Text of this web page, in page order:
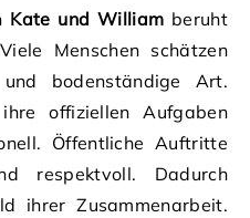
Kate und William beruht
Menschen schätzen
bodenständige Art.
offiziellen Aufgaben
Öffentliche Auftritte
respektvoll. Dadurch
ihrer Zusammenarbeit.